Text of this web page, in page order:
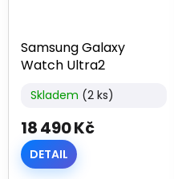
Samsung Galaxy
Watch Ultra2
Průměrné
produktu
je
5,0
Skladem (2 ks)
18 490 Kč
DETAIL